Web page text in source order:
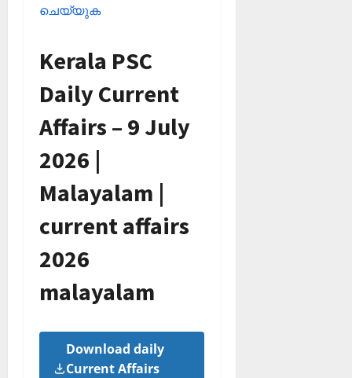
ചെയ്യുക
Kerala PSC
Daily Current
Affairs – 9 July
2026 |
Malayalam |
current affairs
2026
malayalam
Download daily
Current Affairs